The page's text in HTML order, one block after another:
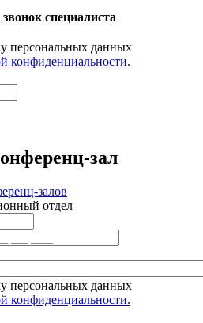
специалиста
персональных данных
конфиденциальности.
зал
залов
отдел
персональных данных
конфиденциальности.